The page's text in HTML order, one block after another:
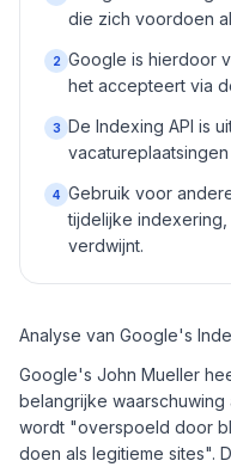
die zich voordoen
2 Google is hierdoor
het accepteert via
3
De Indexing API is
4 Gebruik voor
tijdelijke
verdwijnt.
Analyse van Google's
Google's John Mueller
belangrijke
wordt "overspoeld door
doen als legitieme sites".